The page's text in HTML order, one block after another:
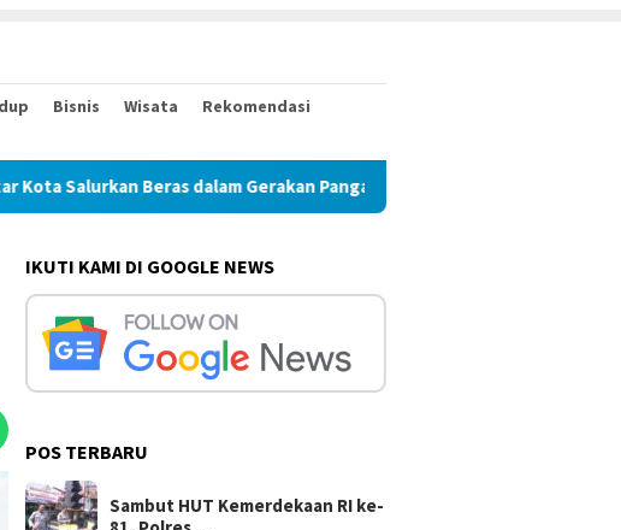
Bisnis Wisata
Rekomendasi
Beras dalam Gerakan Pangan Murah
IKUTI KAMI DI GOOGLE NEWS
POS TERBARU
Sambut HUT Kemerdekaan RI ke-